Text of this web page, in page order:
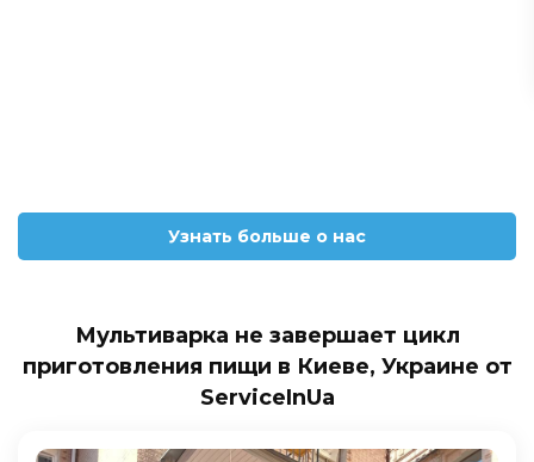
Узнать больше о нас
Мультиварка не завершает цикл
приготовления пищи в Киеве, Украине от
ServiceInUa